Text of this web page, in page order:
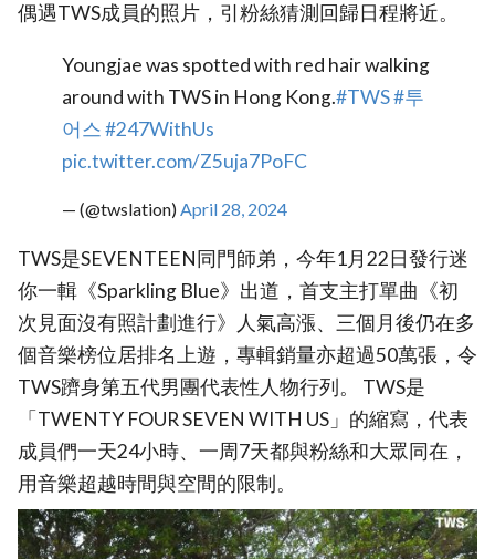
偶遇TWS成員的照片，引粉絲猜測回歸日程將近。
Youngjae was spotted with red hair walking
around with TWS in Hong Kong.#TWS#투
어스#247WithUs
pic.twitter.com/Z5uja7PoFC
— (@twslation)April 28, 2024
TWS是SEVENTEEN同門師弟，今年1月22日發行迷
你一輯《Sparkling Blue》出道，首支主打單曲《初
次見面沒有照計劃進行》人氣高漲、三個月後仍在多
個音樂榜位居排名上遊，專輯銷量亦超過50萬張，令
TWS躋身第五代男團代表性人物行列。 TWS是
「TWENTY FOUR SEVEN WITH US」的縮寫，代表
成員們一天24小時、一周7天都與粉絲和大眾同在，
用音樂超越時間與空間的限制。